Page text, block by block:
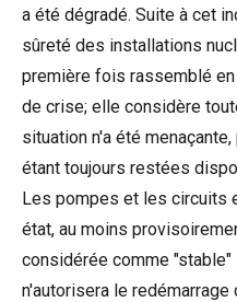
a été dégradé. Suite à cet
sûreté des installations
première fois rassemblé
de crise; elle considère
situation n'a été
étant toujours restées
Les pompes et les circuits
état, au moins
considérée comme "stable"
n'autorisera le